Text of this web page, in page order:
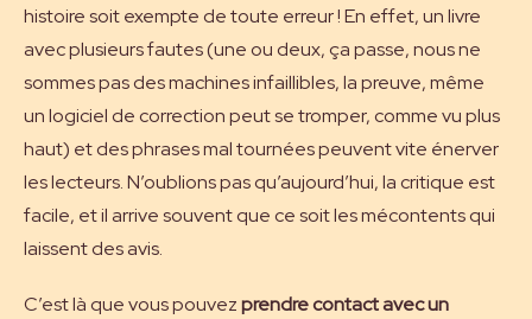
histoire soit exempte de toute erreur ! En effet, un livre
avec plusieurs fautes (une ou deux, ça passe, nous ne
sommes pas des machines infaillibles, la preuve, même
un logiciel de correction peut se tromper, comme vu plus
haut) et des phrases mal tournées peuvent vite énerver
les lecteurs. N’oublions pas qu’aujourd’hui, la critique est
facile, et il arrive souvent que ce soit les mécontents qui
laissent des avis.
C’est là que vous pouvezprendre contact avec un